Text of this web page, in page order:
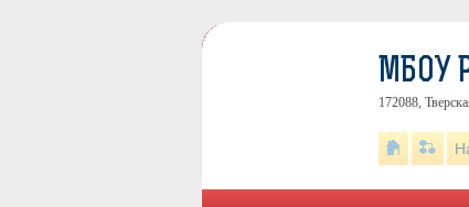
МБОУ
172088,